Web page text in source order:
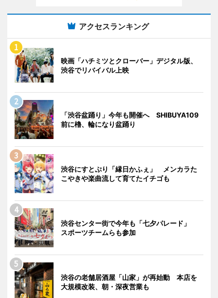
アクセスランキング
映画「ハチミツとクローバー」デジタル版、
渋谷でリバイバル上映
「渋谷盆踊り」今年も開催へ SHIBUYA109
前に櫓、輪になり盆踊り
渋谷にすとぷり「縁日かふぇ」 メンカラた
こやきや楽曲流して育てたイチゴも
渋谷センター街で今年も「七夕パレード」
スポーツチームらも参加
渋谷の老舗居酒屋「山家」が再始動 本店を
大規模改装、朝・深夜営業も